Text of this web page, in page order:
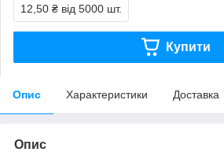
12,50 ₴ від 5000 шт.
Купити
Опис Характеристики Доставка
Опис